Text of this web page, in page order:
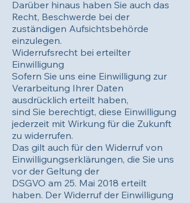
Darüber hinaus haben Sie auch das
Recht, Beschwerde bei der
zuständigen Aufsichtsbehörde
einzulegen.
Widerrufsrecht bei erteilter
Einwilligung
Sofern Sie uns eine Einwilligung zur
Verarbeitung Ihrer Daten
ausdrücklich erteilt haben,
sind Sie berechtigt, diese Einwilligung
jederzeit mit Wirkung für die Zukunft
zu widerrufen.
Das gilt auch für den Widerruf von
Einwilligungserklärungen, die Sie uns
vor der Geltung der
DSGVO am 25. Mai 2018 erteilt
haben. Der Widerruf der Einwilligung